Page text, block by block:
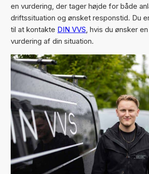
en vurdering, der tager højde for både
driftssituation og ønsket responstid. Du
til at kontakte DIN VVS, hvis du ønsker
vurdering af din situation.